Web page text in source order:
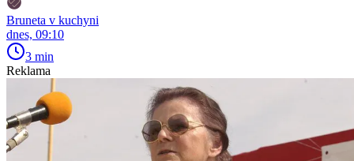
Bruneta v kuchyni
dnes, 09:10
3 min
Reklama